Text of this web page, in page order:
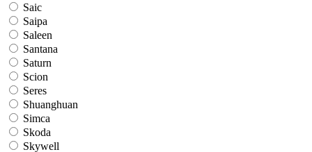
Saic
Saipa
Saleen
Santana
Saturn
Scion
Seres
Shuanghuan
Simca
Skoda
Skywell